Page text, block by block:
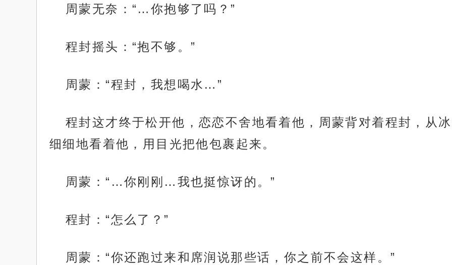
周蒙无奈：“…你抱够了吗？”
程封摇头：“抱不够。”
周蒙：“程封，我想喝水…”
程封这才终于松开他，恋恋不舍地看着他，周蒙背对着程封，从
细细地看着他，用目光把他包裹起来。
周蒙：“…你刚刚…我也挺惊讶的。”
程封：“怎么了？”
周蒙：“你还跑过来和席润说那些话，你之前不会这样。”